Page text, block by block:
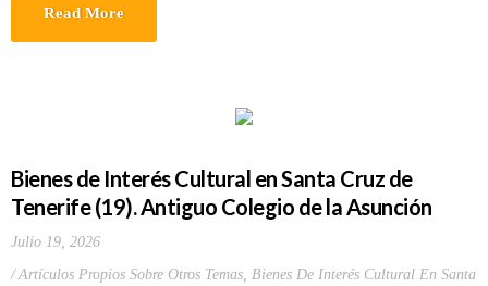
Read More
Bienes de Interés Cultural en Santa Cruz de
Tenerife (19). Antiguo Colegio de la Asunción
Julio 19, 2026
Artículos Propios Sobre Otros Temas, Bienes De Interés Cultural En Santa